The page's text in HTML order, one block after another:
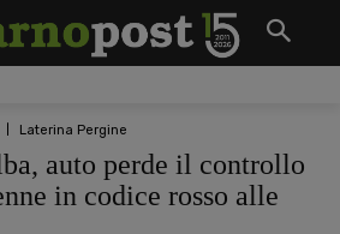
Laterina Pergine
auto perde il controllo
in codice rosso alle